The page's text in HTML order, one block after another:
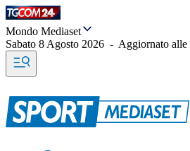
Mondo Mediaset
Sabato 8 Agosto 2026 - Aggiornato alle